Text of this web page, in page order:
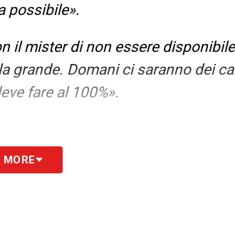
possibile».
il mister di non essere
grande. Domani ci saranno dei
fare al 100%».
MORE